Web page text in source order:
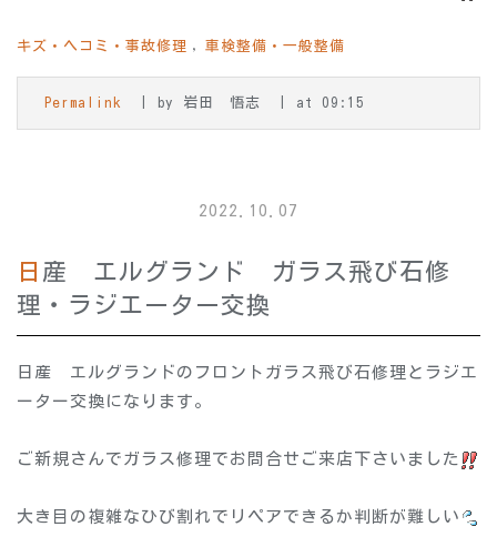
キズ・ヘコミ・事故修理 車検整備・一般整備
Permalink by 岩田 悟志 at 09:15
2022.10.07
日産 エルグランド ガラス飛び石修
理・ラジエーター交換
日産 エルグランドのフロントガラス飛び石修理とラジエ
ーター交換になります。
ご新規さんでガラス修理でお問合せご来店下さいました
大き目の複雑なひび割れでリペアできるか判断が難しい